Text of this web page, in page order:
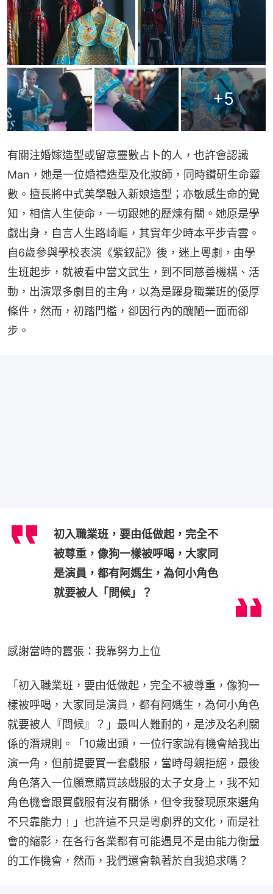
+5
有關注婚嫁造型或留意靈數占卜的人，也許會認識
Man，她是一位婚禮造型及化妝師，同時鑽研生命靈
數。擅長將中式美學融入新娘造型；亦敏感生命的覺
知，相信人生使命，一切跟她的歷煉有關。她原是學
戲出身，自言人生路崎嶇，其實年少時本平步青雲。
自6歲參與學校表演《紫釵記》後，迷上粵劇，由學
生班起步，就被看中當文武生，到不同慈善機構、活
動，出演眾多劇目的主角，以為是躍身職業班的優厚
條件，然而，初踏門檻，卻因行內的醜陋一面而卻
步。
初入職業班，要由低做起，完全不
被尊重，像狗一樣被呼喝，大家同
是演員，都有阿媽生，為何小角色
就要被人「問候」？
感謝當時的囂張：我靠努力上位
「初入職業班，要由低做起，完全不被尊重，像狗一
樣被呼喝，大家同是演員，都有阿媽生，為何小角色
就要被人『問候』？」最叫人難耐的，是涉及名利關
係的潛規則。「10歲出頭，一位行家說有機會給我出
演一角，但前提要買一套戲服，當時母親拒絕，最後
角色落入一位願意購買該戲服的太子女身上，我不知
角色機會跟買戲服有沒有關係，但令我發現原來選角
不只靠能力﹗」也許這不只是粵劇界的文化，而是社
會的縮影，在各行各業都有可能遇見不是由能力衡量
的工作機會，然而，我們還會執著於自我追求嗎？